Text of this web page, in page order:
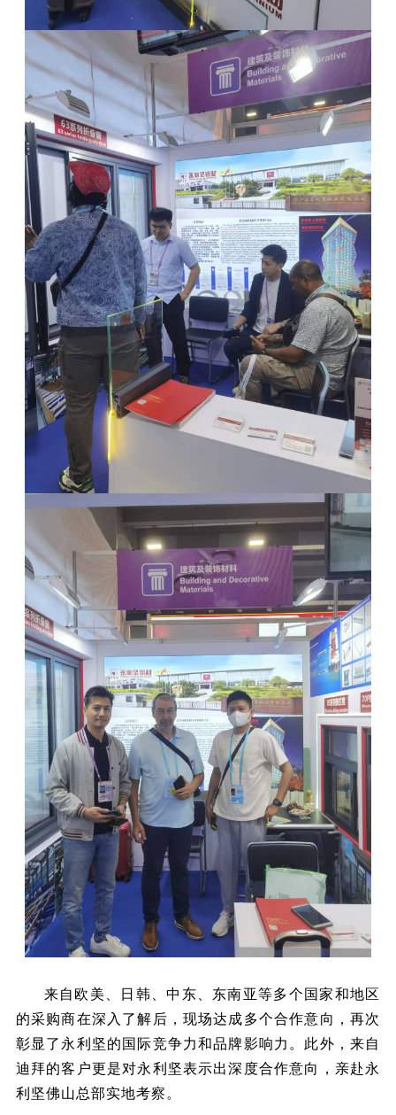
来自欧美、日韩、中东、东南亚等多个国家和地区
的采购商在深入了解后，现场达成多个合作意向，再次
彰显了永利坚的国际竞争力和品牌影响力。此外，来自
迪拜的客户更是对永利坚表示出深度合作意向，亲赴永
利坚佛山总部实地考察。